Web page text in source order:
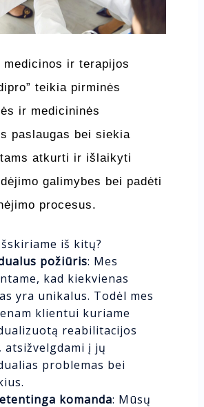
medicinos ir terapijos
teikia pirminės
ir medicininės
paslaugas bei siekia
atkurti ir išlaikyti
galimybes bei padėti
procesus.
iš kitų?
požiūris: Mes
kad kiekvienas
yra unikalus. Todėl mes
klientui kuriame
reabilitacijos
atsižvelgdami į jų
problemas bei
komanda: Mūsų